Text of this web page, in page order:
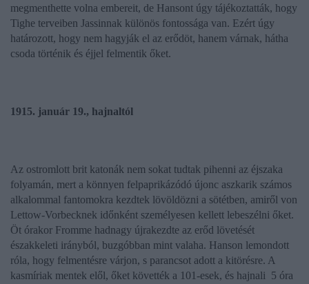
megmenthette volna embereit, de Hansont úgy tájékoztatták, hogy
Tighe terveiben Jassinnak különös fontossága van. Ezért úgy
határozott, hogy nem hagyják el az erődöt, hanem várnak, hátha
csoda történik és éjjel felmentik őket.
1915. január 19., hajnaltól
Az ostromlott brit katonák nem sokat tudtak pihenni az éjszaka
folyamán, mert a könnyen felpaprikázódó újonc aszkarik számos
alkalommal fantomokra kezdtek lövöldözni a sötétben, amiről von
Lettow-Vorbecknek időnként személyesen kellett lebeszélni őket.
Öt órakor Fromme hadnagy újrakezdte az erőd lövetését
északkeleti irányból, buzgóbban mint valaha. Hanson lemondott
róla, hogy felmentésre várjon, s parancsot adott a kitörésre. A
kasmíriak mentek elől, őket követték a 101-esek, és hajnali 5 óra